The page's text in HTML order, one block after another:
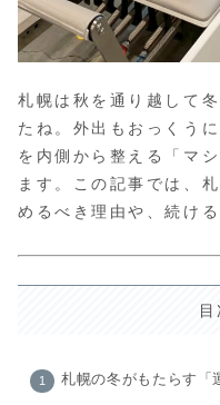
札幌は秋を通り越して
たね。外出もおっくう
を内側から整える「マ
ます。この記事では、
めるべき理由や、続け
目
札幌の冬がもたらす「